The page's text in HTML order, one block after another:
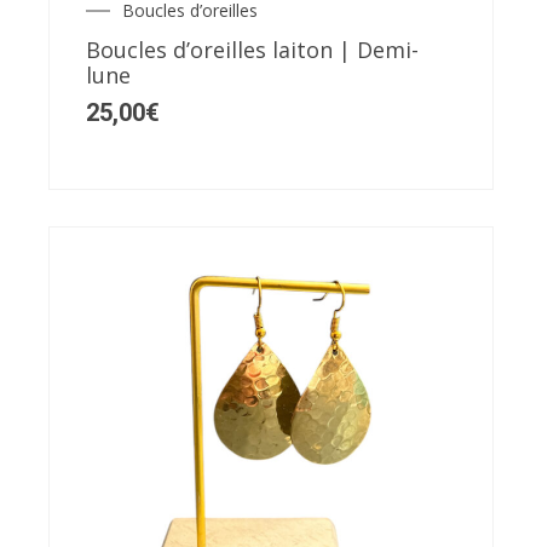
Boucles d’oreilles
Boucles d’oreilles laiton | Demi-
lune
25,00€